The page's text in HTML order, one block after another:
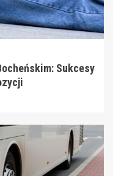
Sukcesy